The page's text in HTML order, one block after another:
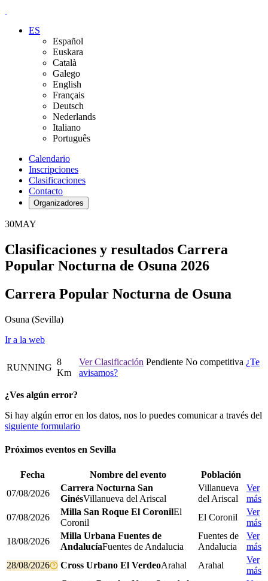
ES
Español
Euskara
Català
Galego
English
Français
Deutsch
Nederlands
Italiano
Português
Calendario
Inscripciones
Clasificaciones
Contacto
Organizadores
30MAY
Clasificaciones y resultados Carrera
Popular Nocturna de Osuna 2026
Carrera Popular Nocturna de Osuna
Osuna (Sevilla)
Ir a la web
RUNNING
8
Km
Ver Clasificación Pendiente No competitiva ¿Te
avisamos?
¿Ves algún error?
Si hay algún error en los datos, nos lo puedes comunicar a través del
siguiente formulario
Próximos eventos en Sevilla
Fecha Nombre del evento
Población
07/08/2026
Carrera Nocturna San
GinésVillanueva del Ariscal
Villanueva
del Ariscal
Ver
más
07/08/2026
Milla San Roque El CoronilEl
Coronil
El Coronil
Ver
más
18/08/2026
Milla Urbana Fuentes de
AndalucíaFuentes de Andalucia
Fuentes de
Andalucia
Ver
más
28/08/2026
Cross Urbano El VerdeoArahal Arahal
Ver
más